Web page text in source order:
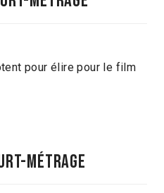
pour élire pour le film
MÉTRAGE